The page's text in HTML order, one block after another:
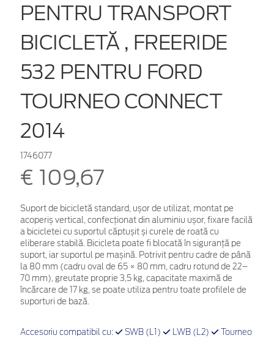
PENTRU TRANSPORT
BICICLETĂ , FREERIDE
532 PENTRU FORD
TOURNEO CONNECT
2014
1746077
€ 109,67
Suport de bicicletă standard, ușor de utilizat, montat pe
acoperiș vertical, confecționat din aluminiu ușor, fixare facilă
a bicicletei cu suportul căptușit și curele de roată cu
eliberare stabilă. Bicicleta poate fi blocată în siguranță pe
suport, iar suportul pe mașină. Potrivit pentru cadre de până
la 80 mm (cadru oval de 65 × 80 mm, cadru rotund de 22–
70 mm), greutate proprie 3,5 kg, capacitate maximă de
încărcare de 17 kg, se poate utiliza pentru toate profilele de
suporturi de bază.
Accesoriu compatibil cu: SWB (L1) LWB (L2) Tourneo